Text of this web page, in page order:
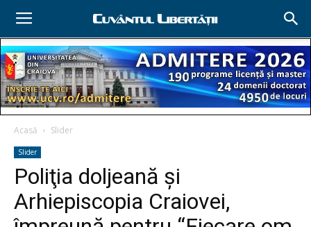
Acasă Slider
Slider
Poliţia doljeană şi
Arhiepiscopia Craiovei,